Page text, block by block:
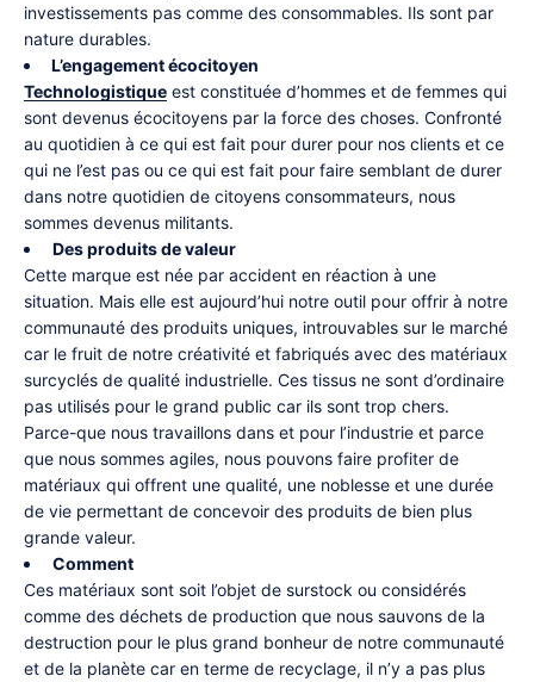
investissements pas comme des consommables. Ils sont par
nature durables.
L’engagement écocitoyen
Technologistique est constituée d’hommes et de femmes qui
sont devenus écocitoyens par la force des choses. Confronté
au quotidien à ce qui est fait pour durer pour nos clients et ce
qui ne l’est pas ou ce qui est fait pour faire semblant de durer
dans notre quotidien de citoyens consommateurs, nous
sommes devenus militants.
Des produits de valeur
Cette marque est née par accident en réaction à une
situation. Mais elle est aujourd’hui notre outil pour offrir à notre
communauté des produits uniques, introuvables sur le marché
car le fruit de notre créativité et fabriqués avec des matériaux
surcyclés de qualité industrielle. Ces tissus ne sont d’ordinaire
pas utilisés pour le grand public car ils sont trop chers.
Parce-que nous travaillons dans et pour l’industrie et parce
que nous sommes agiles, nous pouvons faire profiter de
matériaux qui offrent une qualité, une noblesse et une durée
de vie permettant de concevoir des produits de bien plus
grande valeur.
Comment
Ces matériaux sont soit l’objet de surstock ou considérés
comme des déchets de production que nous sauvons de la
destruction pour le plus grand bonheur de notre communauté
et de la planète car en terme de recyclage, il n’y a pas plus